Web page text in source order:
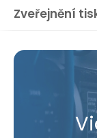
Zveřejnění